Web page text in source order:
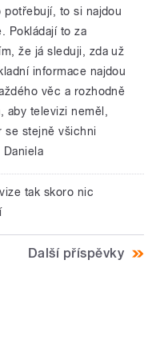
to si najdou
Pokládají to za
že já sleduji, zda už
informace najdou
věc a rozhodně
aby televizi neměl,
se stejně všichni
tak skoro nic
Další příspěvky